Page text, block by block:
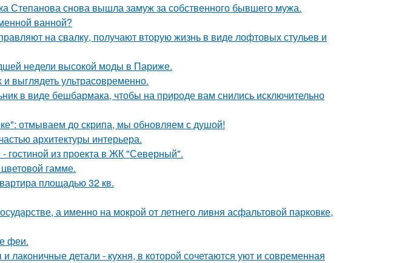
Степанова снова вышла замуж за собственного бывшего мужа.
ванной?
на свалку, получают вторую жизнь в виде лофтовых стульев и
недели высокой моды в Париже.
выглядеть ультрасовременно.
в виде бешбармака, чтобы на природе вам снились исключительно
отмываем до скрипа, мы обновляем с душой!
архитектуры интерьера.
гостиной из проекта в ЖК "Северный".
гамме.
площадью 32 кв.
а именно на мокрой от летнего ливня асфальтовой парковке,
феи.
детали - кухня, в которой сочетаются уют и современная